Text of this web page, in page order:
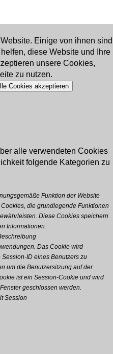
Einige von ihnen sind
diese Website und Ihre
unsere Cookies,
zu nutzen.
Cookies akzeptieren
alle verwendeten Cookies
folgende Kategorien zu
Funktion der Website
die grundlegende Funktionen
Diese Cookies speichern
Informationen.
Das Cookie wird
ID eines Benutzers zu
um die Benutzersitzung auf der
ist ein Session-Cookie und wird
geschlossen werden.
Session